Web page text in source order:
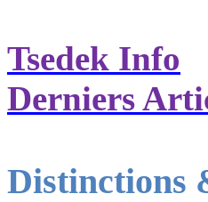
Tsedek Info
Derniers
Distinctions